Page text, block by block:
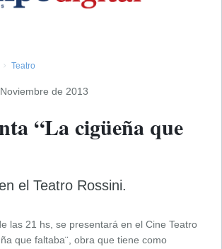
Teatro
de 2013
“La cigüeña que
el Teatro Rossini.
las 21 hs, se presentará en el Cine Teatro
que faltaba¨, obra que tiene como